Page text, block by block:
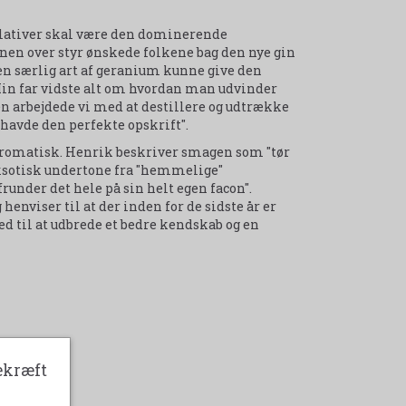
skal være den dominerende
over styr ønskede folkene bag den nye gin
særlig art af geranium kunne give den
far vidste alt om hvordan man udvinder
arbejdede vi med at destillere og udtrække
den perfekte opskrift".
Henrik beskriver smagen som "tør
undertone fra "hemmelige"
det hele på sin helt egen facon".
til at der inden for de sidste år er
til at udbrede et bedre kendskab og en